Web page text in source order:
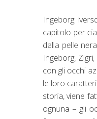
Ingeborg
capitolo per
dalla pelle
Ingeborg,
con gli occhi
le loro
storia, viene
ognuna – gli